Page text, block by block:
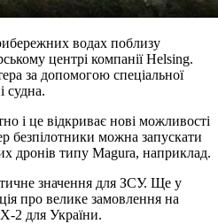
водах поблизу
центрі компанії Helsing.
за допомогою спеціальної
судна.
і це відкриває нові можливості
безпілотники можна запускати
дронів типу Magura, наприклад.
значення для ЗСУ. Ще у
про велике замовлення на
2 для України.